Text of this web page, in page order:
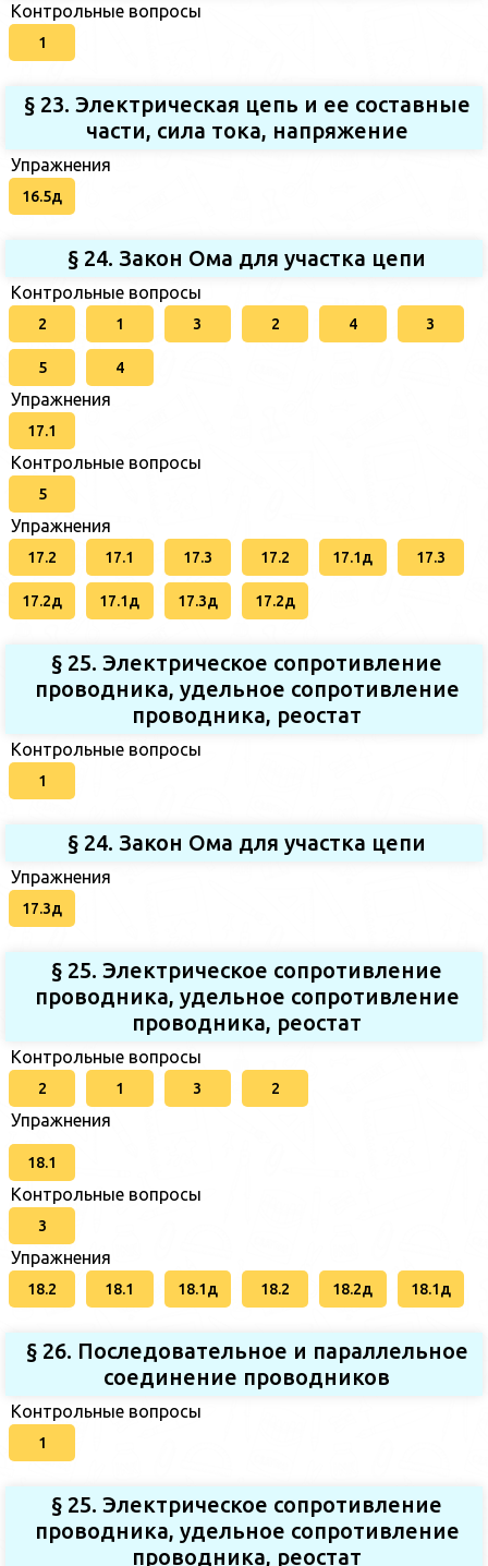
Контрольные вопросы
1
§ 23. Электрическая цепь и ее составные
части, сила тока, напряжение
Упражнения
16.5д
§ 24. Закон Ома для участка цепи
Контрольные вопросы
2 1 3 2 4 3
5 4
Упражнения
17.1
Контрольные вопросы
5
Упражнения
17.2 17.1 17.3 17.2 17.1д 17.3
17.2д 17.1д 17.3д 17.2д
§ 25. Электрическое сопротивление
проводника, удельное сопротивление
проводника, реостат
Контрольные вопросы
1
§ 24. Закон Ома для участка цепи
Упражнения
17.3д
§ 25. Электрическое сопротивление
проводника, удельное сопротивление
проводника, реостат
Контрольные вопросы
2 1 3 2
Упражнения
18.1
Контрольные вопросы
3
Упражнения
18.2 18.1 18.1д 18.2 18.2д 18.1д
§ 26. Последовательное и параллельное
соединение проводников
Контрольные вопросы
1
§ 25. Электрическое сопротивление
проводника, удельное сопротивление
проводника, реостат